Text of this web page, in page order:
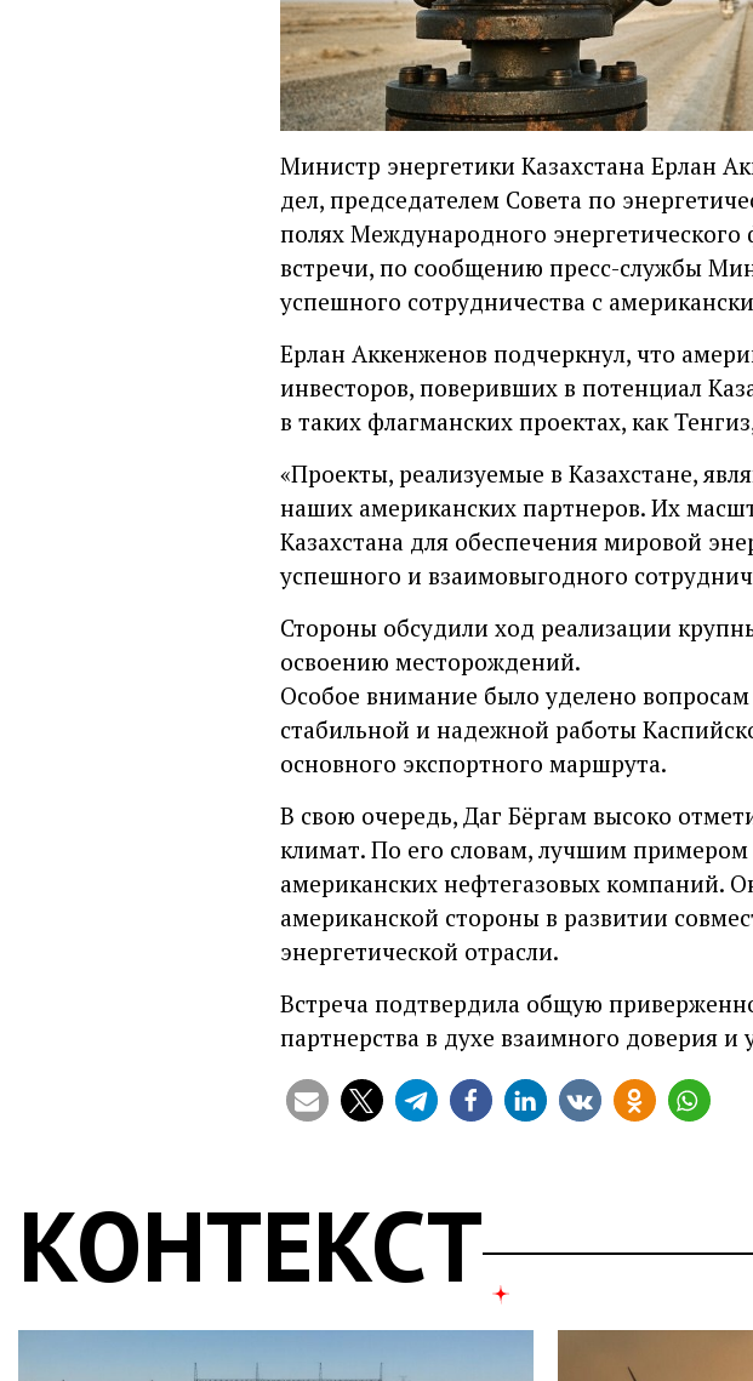
Министр энергетики Казахстана Ерлан
дел, председателем Совета по
полях Международного
встречи, по сообщению пресс-службы
успешного сотрудничества с
Ерлан Аккенженов подчеркнул, что
инвесторов, поверивших в потенциал
в таких флагманских проектах, как
«Проекты, реализуемые в Казахстане,
наших американских партнеров. Их
Казахстана для обеспечения мировой
успешного и взаимовыгодного
Стороны обсудили ход реализации
освоению месторождений.
Особое внимание было уделено
стабильной и надежной работы
основного экспортного маршрута.
В свою очередь, Даг Бёргам высоко
климат. По его словам, лучшим
американских нефтегазовых компаний.
американской стороны в развитии
энергетической отрасли.
Встреча подтвердила общую
партнерства в духе взаимного доверия и
КОНТЕКСТ